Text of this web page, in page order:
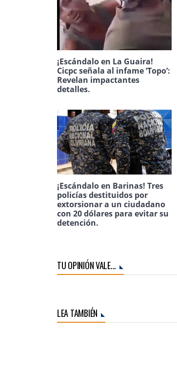
¡Escándalo en La Guaira!
Cicpc señala al infame ‘Topo’:
Revelan impactantes
detalles.
¡Escándalo en Barinas! Tres
policías destituidos por
extorsionar a un ciudadano
con 20 dólares para evitar su
detención.
TU OPINIÓN VALE...
LEA TAMBIÉN